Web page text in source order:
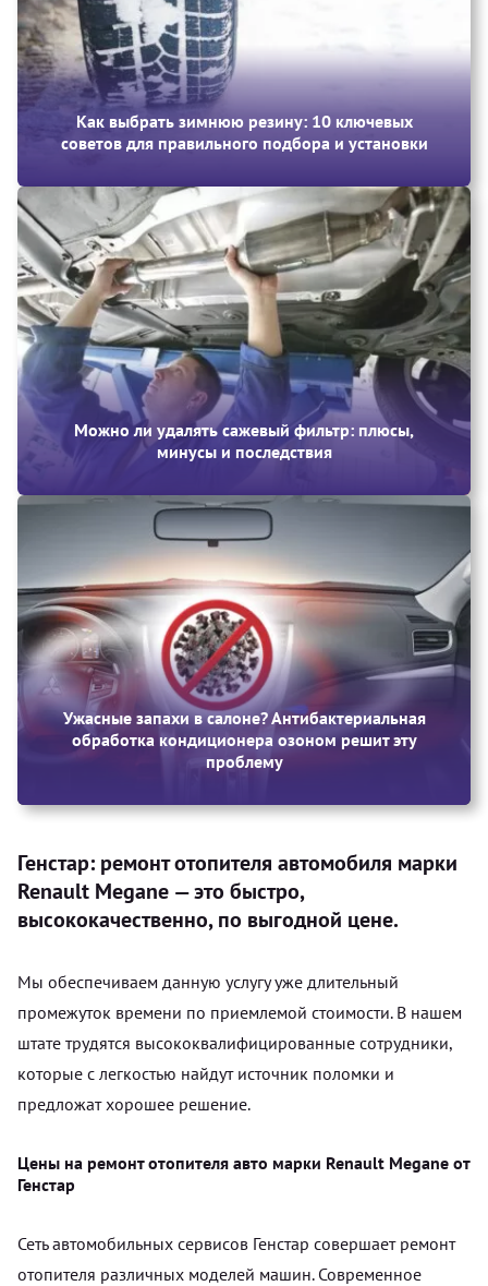
Как выбрать зимнюю резину: 10 ключевых
советов для правильного подбора и установки
Можно ли удалять сажевый фильтр: плюсы,
минусы и последствия
Ужасные запахи в салоне? Антибактериальная
обработка кондиционера озоном решит эту
проблему
Генстар: ремонт отопителя автомобиля марки
Renault Megane — это быстро,
высококачественно, по выгодной цене.
Мы обеспечиваем данную услугу уже длительный
промежуток времени по приемлемой стоимости. В нашем
штате трудятся высококвалифицированные сотрудники,
которые с легкостью найдут источник поломки и
предложат хорошее решение.
Цены на ремонт отопителя авто марки Renault Megane от
Генстар
Сеть автомобильных сервисов Генстар совершает ремонт
отопителя различных моделей машин. Современное